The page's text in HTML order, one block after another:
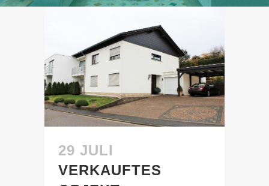
29 JULI
VERKAUFTES